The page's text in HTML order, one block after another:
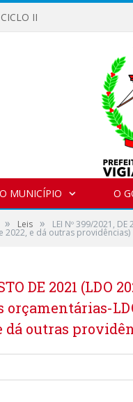
II
O MUNICÍPIO O
» Leis » LEI Nº 399/2021,
2022, e dá outras providências)
DE 2021 (LDO
orçamentárias-
dá outras